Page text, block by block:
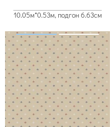
10.05м*0.53м, подгон 6.63см